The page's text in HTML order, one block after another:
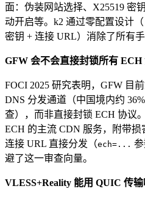
面：伪装网站选择、X25519 密
动开启等。k2 通过零配置设计
密钥 + 连接 URL）消除了所有手
GFW 会不会直接封锁所有 ECH
FOCI 2025 研究表明，GFW 目
DNS 分发通道（中国境内约
查），而非直接封锁 ECH 协议
ECH 的主流 CDN 服务，附带
连接 URL 直接分发（ech=...
避了这一审查向量。
VLESS+Reality 能用 QUIC 传输